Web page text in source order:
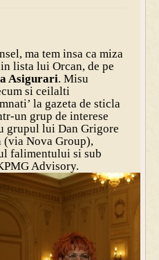
ma tem insa ca miza
lista lui Orcan, de pe
Asigurari. Misu
si ceilalti
la gazeta de sticla
un grup de interese
grupul lui Dan Grigore
(via Nova Group),
falimentului si sub
Advisory.